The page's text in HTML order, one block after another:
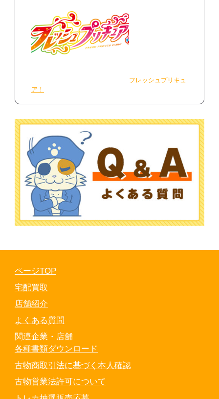
フレッシュプリキュ
ア！
ページTOP
宅配買取
店舗紹介
よくある質問
関連企業・店舗
各種書類ダウンロード
古物商取引法に基づく本人確認
古物営業法許可について